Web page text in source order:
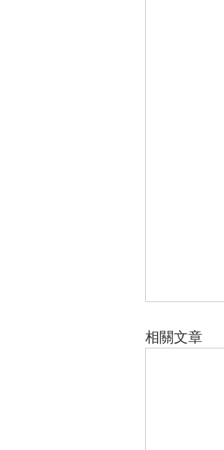
相關文章